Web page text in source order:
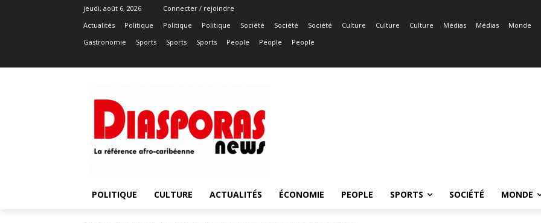
jeudi, août 6, 2026
Connecter / rejoindre
Actualités
Politique Politique Politique Société Société Société Culture Culture Culture Médias Médias Monde
Gastronomie
Sports Sports Sports People People People
POLITIQUE CULTURE ACTUALITÉS ÉCONOMIE PEOPLE SPORTS SOCIÉTÉ MONDE